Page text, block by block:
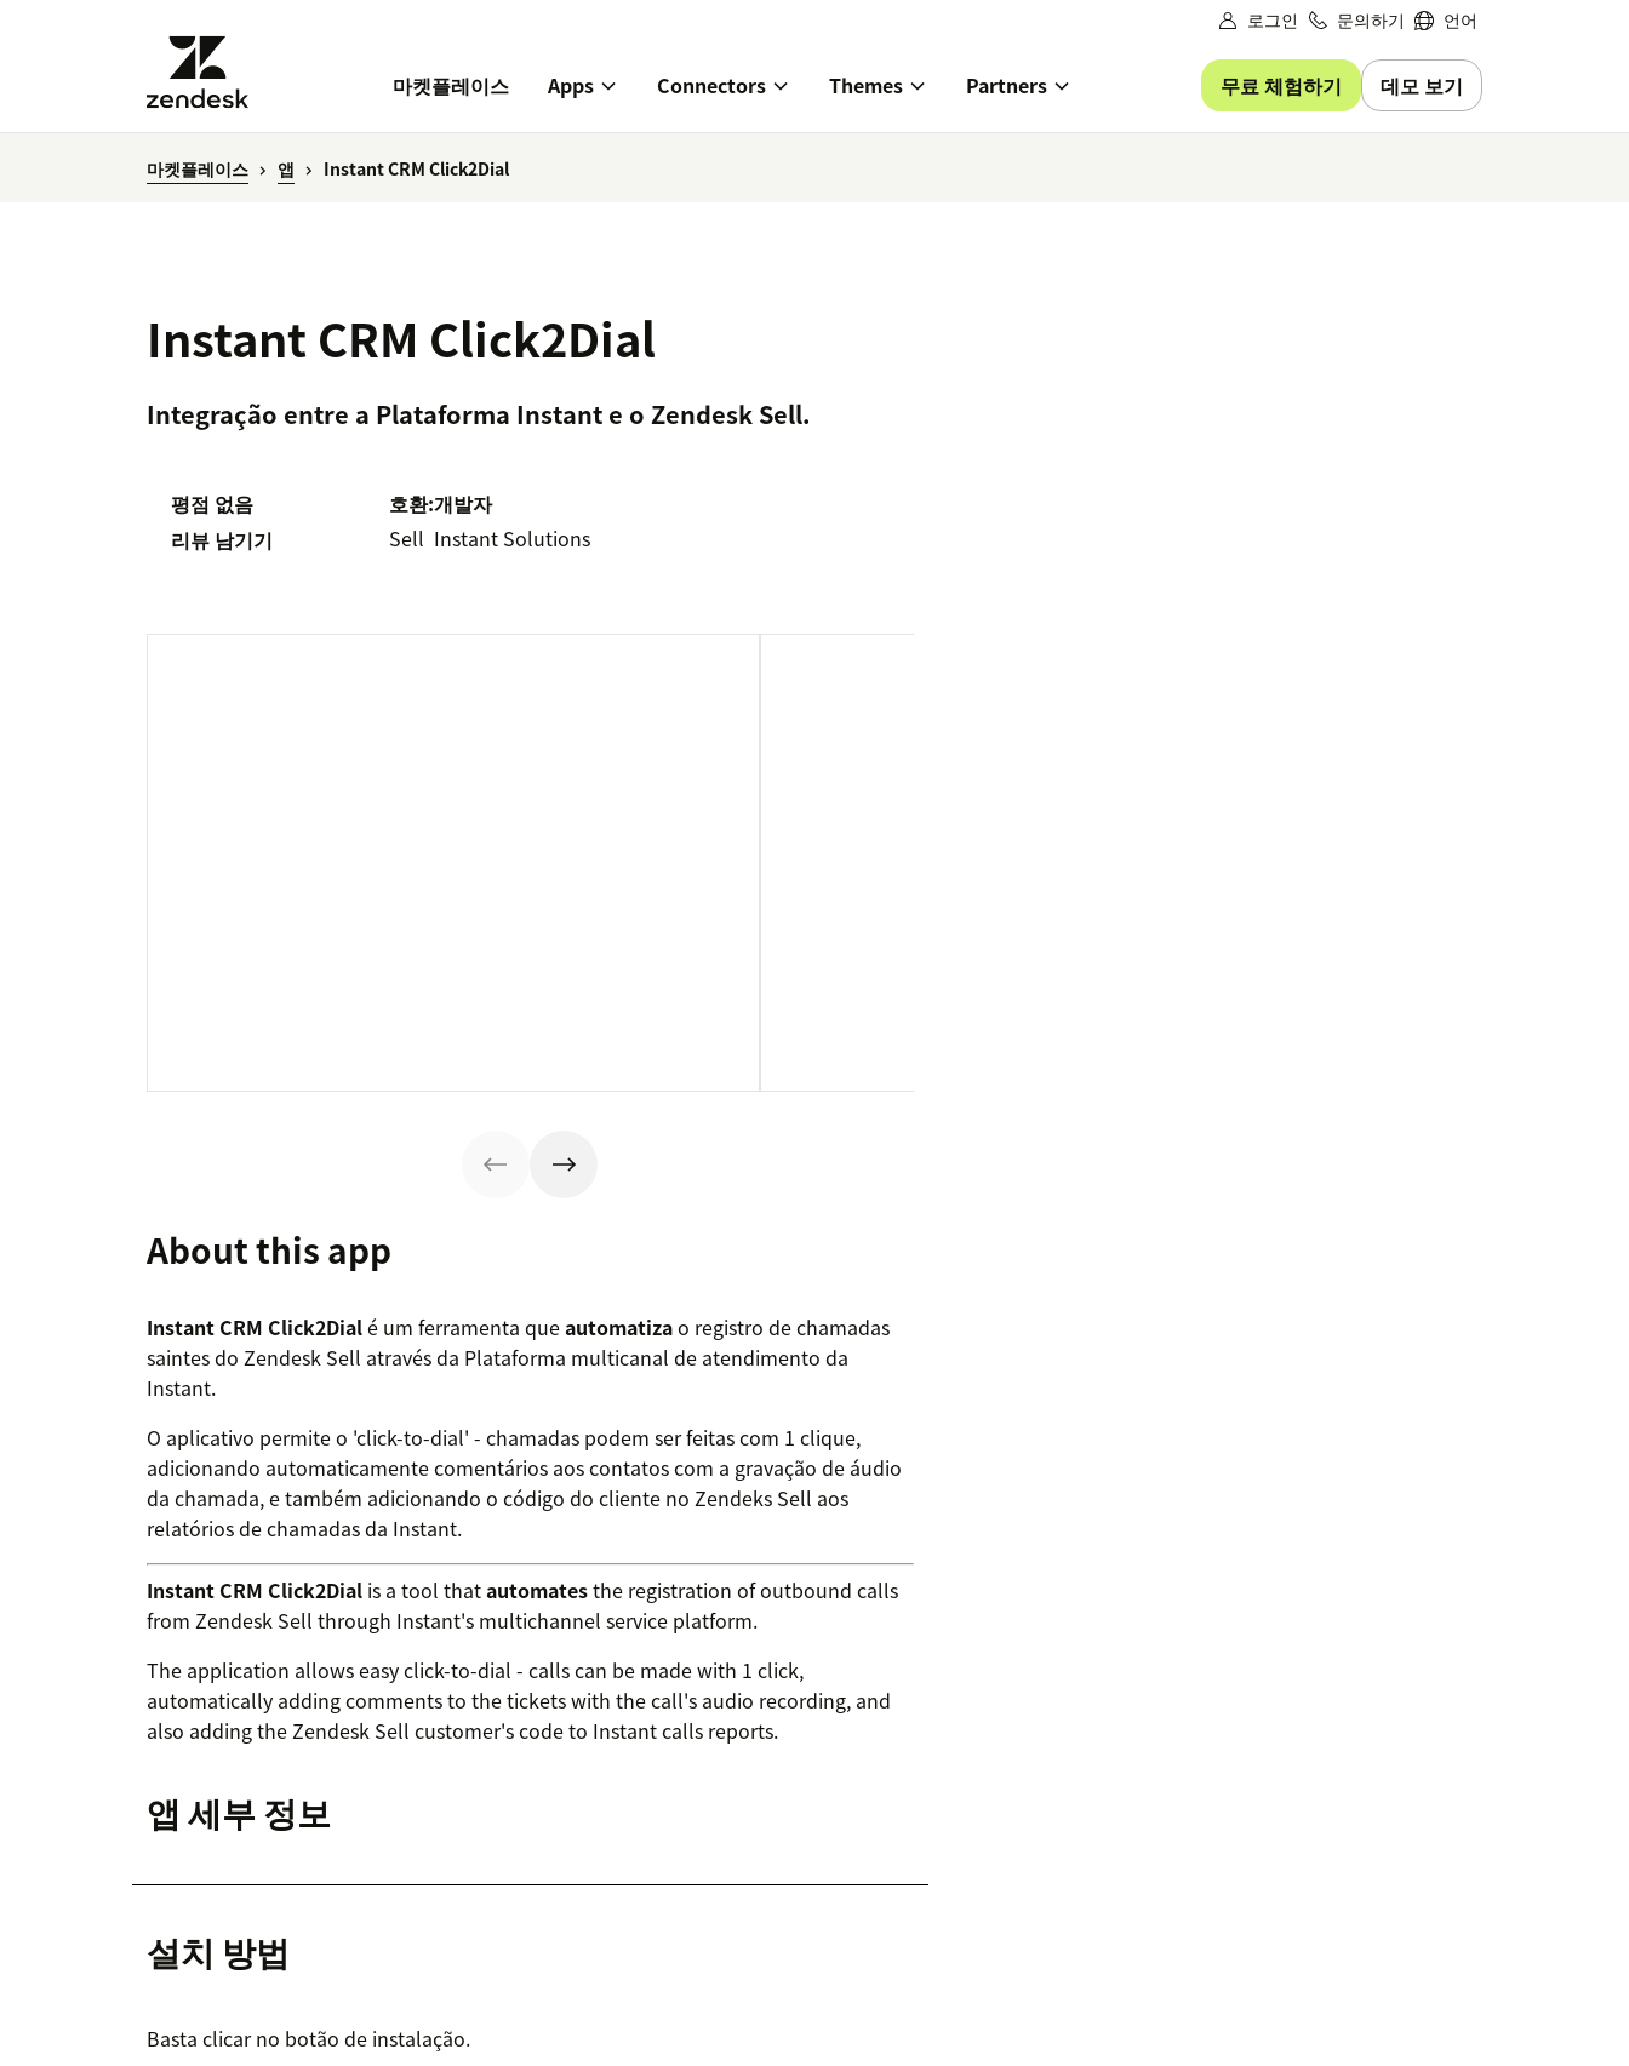
로그인 문의하기 언어
마켓플레이스 Apps Connectors Themes Partners 무료 체험하기 데모 보기
마켓플레이스 앱 Instant CRM Click2Dial
Instant CRM Click2Dial
Integração entre a Plataforma Instant e o Zendesk Sell.
평점 없음
리뷰 남기기
호환:
Sell
개발자
Instant Solutions
About this app
Instant CRM Click2Dialé um ferramenta queautomatizao registro de chamadas
saintes do Zendesk Sell através da Plataforma multicanal de atendimento da
Instant.
O aplicativo permite o 'click-to-dial' - chamadas podem ser feitas com 1 clique,
adicionando automaticamente comentários aos contatos com a gravação de áudio
da chamada, e também adicionando o código do cliente no Zendeks Sell aos
relatórios de chamadas da Instant.
Instant CRM Click2Dial is a tool thatautomatesthe registration of outbound calls
from Zendesk Sell through Instant's multichannel service platform.
The application allows easy click-to-dial - calls can be made with 1 click,
automatically adding comments to the tickets with the call's audio recording, and
also adding the Zendesk Sell customer's code to Instant calls reports.
앱 세부 정보
설치 방법
Basta clicar no botão de instalação.